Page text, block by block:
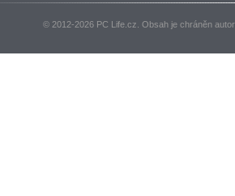
© 2012-2026 PC Life.cz. Obsah je chráněn